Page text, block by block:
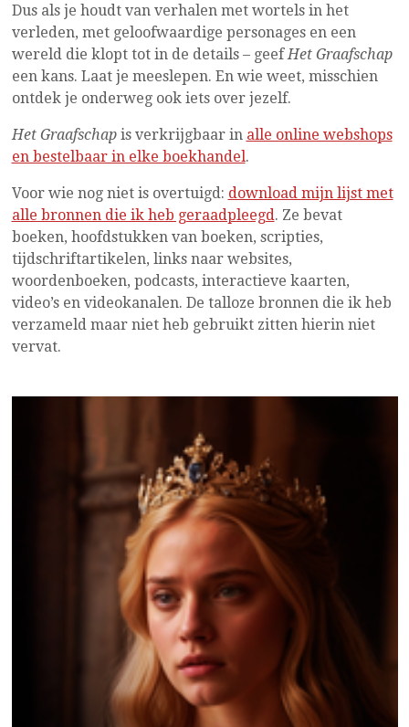
Dus als je houdt van verhalen met wortels in het
verleden, met geloofwaardige personages en een
wereld die klopt tot in de details – geefHet Graafschap
een kans. Laat je meeslepen. En wie weet, misschien
ontdek je onderweg ook iets over jezelf.
Het Graafschapis verkrijgbaar in alle online webshops
en bestelbaar in elke boekhandel.
Voor wie nog niet is overtuigd: download mijn lijst met
alle bronnen die ik heb geraadpleegd. Ze bevat
boeken, hoofdstukken van boeken, scripties,
tijdschriftartikelen, links naar websites,
woordenboeken, podcasts, interactieve kaarten,
video’s en videokanalen. De talloze bronnen die ik heb
verzameld maar niet heb gebruikt zitten hierin niet
vervat.